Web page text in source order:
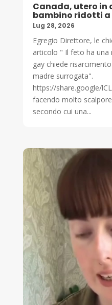
Canada, utero in
bambino ridotti a
Lug 28, 2026
Egregio Direttore, le
articolo " Il feto ha una
gay chiede
madre surrogata".
https://share.google/
facendo molto
secondo cui una...